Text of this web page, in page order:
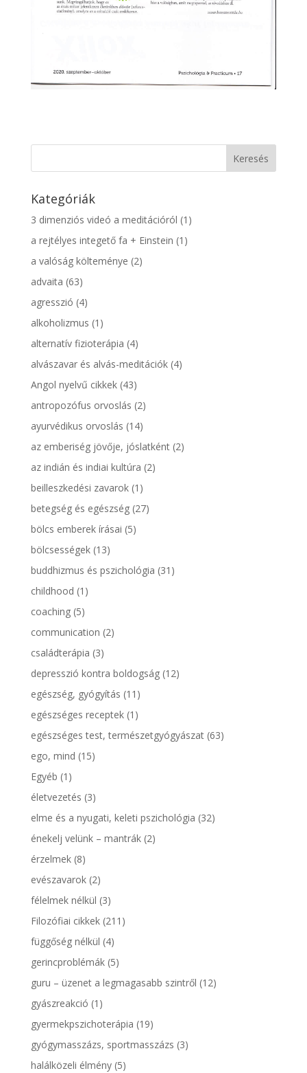
Kategóriák
3 dimenziós videó a meditációról (1)
a rejtélyes integető fa + Einstein (1)
a valóság költeménye (2)
advaita (63)
agresszió (4)
alkoholizmus (1)
alternatív fizioterápia (4)
alvászavar és alvás-meditációk(4)
Angol nyelvű cikkek(43)
antropozófus orvoslás (2)
ayurvédikus orvoslás (14)
az emberiség jövője, jóslatként(2)
az indián és indiai kultúra (2)
beilleszkedési zavarok(1)
betegség és egészség(27)
bölcs emberek írásai (5)
bölcsességek(13)
buddhizmus és pszichológia (31)
childhood (1)
coaching(5)
communication (2)
családterápia (3)
depresszió kontra boldogság(12)
egészség, gyógyítás (11)
egészséges receptek(1)
egészséges test, természetgyógyászat(63)
ego, mind (15)
Egyéb (1)
életvezetés (3)
elme és a nyugati, keleti pszichológia (32)
énekelj velünk – mantrák(2)
érzelmek(8)
evészavarok(2)
félelmek nélkül (3)
Filozófiai cikkek(211)
függőség nélkül (4)
gerincproblémák(5)
guru – üzenet a legmagasabb szintről (12)
gyászreakció (1)
gyermekpszichoterápia (19)
gyógymasszázs, sportmasszázs (3)
halálközeli élmény(5)